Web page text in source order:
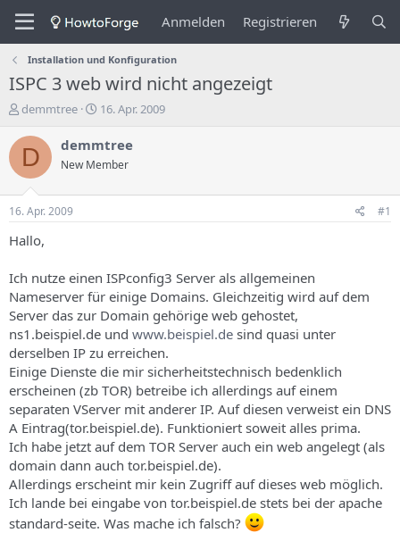
Anmelden Registrieren
Installation und Konfiguration
ISPC 3 web wird nicht angezeigt
E
s
e
e
r
s
T
h
e
m
s
demmtree
E
s
e
d
a
t
u
m
16. Apr. 2009
D demmtree
New Member
16. Apr. 2009 #1
Hallo,
Ich nutze einen ISPconfig3 Server als allgemeinen
Nameserver für einige Domains. Gleichzeitig wird auf dem
Server das zur Domain gehörige web gehostet,
ns1.beispiel.de und www.beispiel.de sind quasi unter
derselben IP zu erreichen.
Einige Dienste die mir sicherheitstechnisch bedenklich
erscheinen (zb TOR) betreibe ich allerdings auf einem
separaten VServer mit anderer IP. Auf diesen verweist ein DNS
A Eintrag(tor.beispiel.de). Funktioniert soweit alles prima.
Ich habe jetzt auf dem TOR Server auch ein web angelegt (als
domain dann auch tor.beispiel.de).
Allerdings erscheint mir kein Zugriff auf dieses web möglich.
Ich lande bei eingabe von tor.beispiel.de stets bei der apache
standard-seite. Was mache ich falsch?